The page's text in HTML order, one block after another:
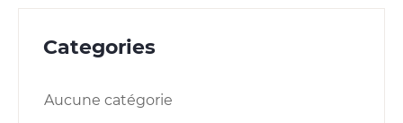
Categories
Aucune catégorie